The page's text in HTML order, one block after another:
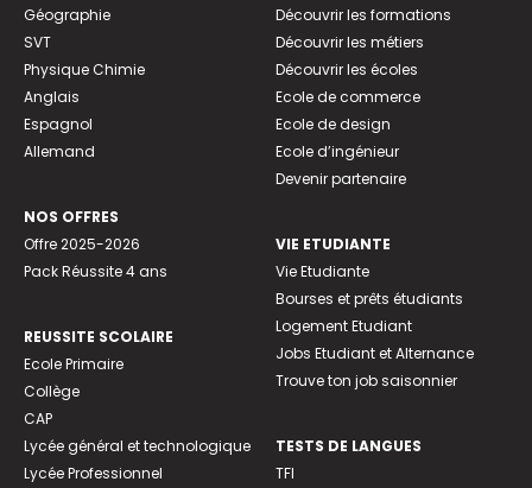
Géographie
SVT
Physique Chimie
Anglais
Espagnol
Allemand
NOS OFFRES
Offre 2025-2026
Pack Réussite 4 ans
REUSSITE SCOLAIRE
Ecole Primaire
Collège
CAP
Lycée général et technologique
Lycée Professionnel
Découvrir les formations
Découvrir les métiers
Découvrir les écoles
Ecole de commerce
Ecole de design
Ecole d’ingénieur
Devenir partenaire
VIE ETUDIANTE
Vie Etudiante
Bourses et prêts étudiants
Logement Etudiant
Jobs Etudiant et Alternance
Trouve ton job saisonnier
TESTS DE LANGUES
TFI